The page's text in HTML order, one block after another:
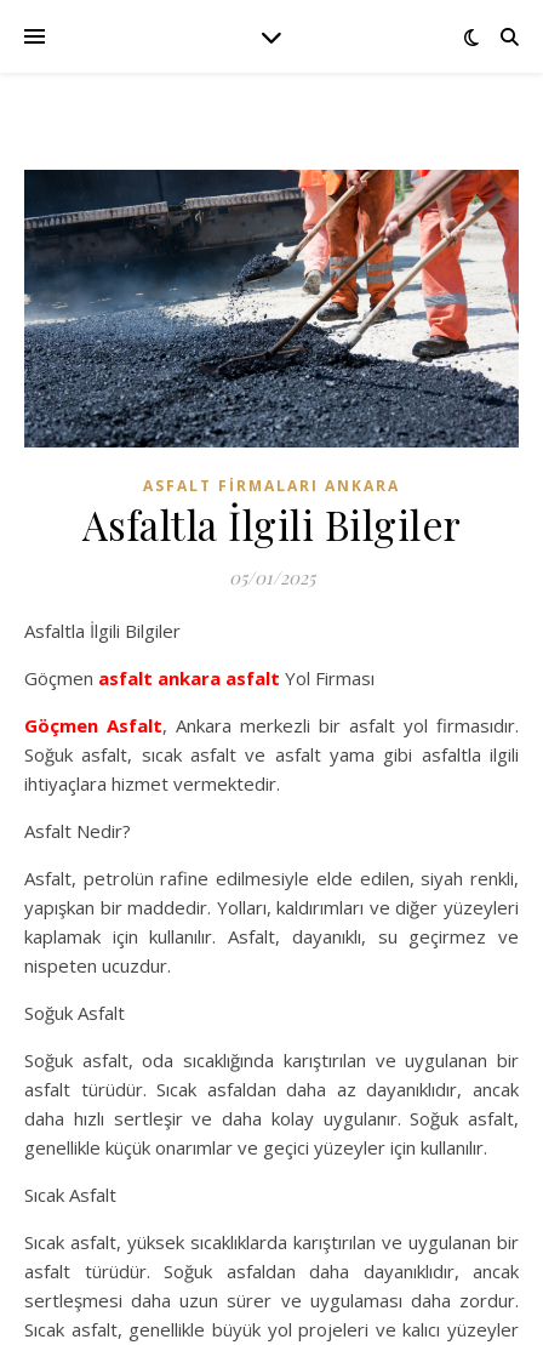
ASFALT FIRMALARI ANKARA
Asfaltla İlgili Bilgiler
05/01/2025
Asfaltla İlgili Bilgiler
Göçmen asfalt ankara asfalt Yol Firması
Göçmen Asfalt, Ankara merkezli bir asfalt yol firmasıdır.
Soğuk asfalt, sıcak asfalt ve asfalt yama gibi asfaltla ilgili
ihtiyaçlara hizmet vermektedir.
Asfalt Nedir?
Asfalt, petrolün rafine edilmesiyle elde edilen, siyah renkli,
yapışkan bir maddedir. Yolları, kaldırımları ve diğer yüzeyleri
kaplamak için kullanılır. Asfalt, dayanıklı, su geçirmez ve
nispeten ucuzdur.
Soğuk Asfalt
Soğuk asfalt, oda sıcaklığında karıştırılan ve uygulanan bir
asfalt türüdür. Sıcak asfaldan daha az dayanıklıdır, ancak
daha hızlı sertleşir ve daha kolay uygulanır. Soğuk asfalt,
genellikle küçük onarımlar ve geçici yüzeyler için kullanılır.
Sıcak Asfalt
Sıcak asfalt, yüksek sıcaklıklarda karıştırılan ve uygulanan bir
asfalt türüdür. Soğuk asfaldan daha dayanıklıdır, ancak
sertleşmesi daha uzun sürer ve uygulaması daha zordur.
Sıcak asfalt, genellikle büyük yol projeleri ve kalıcı yüzeyler